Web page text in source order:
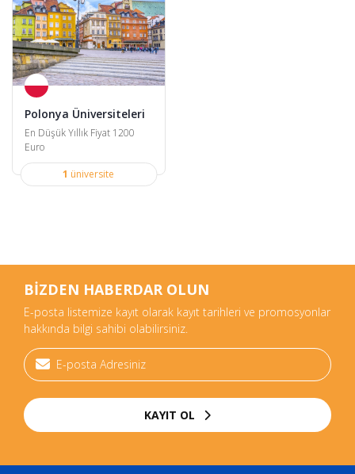
Polonya Üniversiteleri
En Düşük Yıllık Fiyat 1200
Euro
1 üniversite
BİZDEN HABERDAR OLUN
E-posta listemize kayıt olarak kayıt tarihleri ve promosyonlar
hakkında bilgi sahibi olabilirsiniz.
KAYIT OL